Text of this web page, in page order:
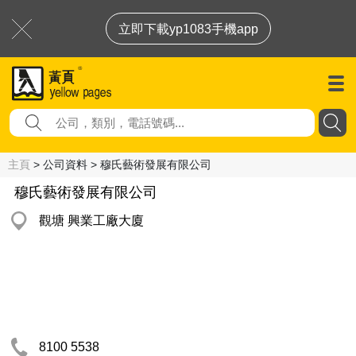
立即下載yp1083手機app
主頁 > 公司資料 > 穆氏藝術發展有限公司
穆氏藝術發展有限公司
觀塘 興業工廠大廈
8100 5538